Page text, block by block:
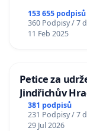
153 655 podpisů
360 Podpisy / 7
11 Feb 2025
Petice za
Jindřichův
381 podpisů
231 Podpisy / 7
29 Jul 2026